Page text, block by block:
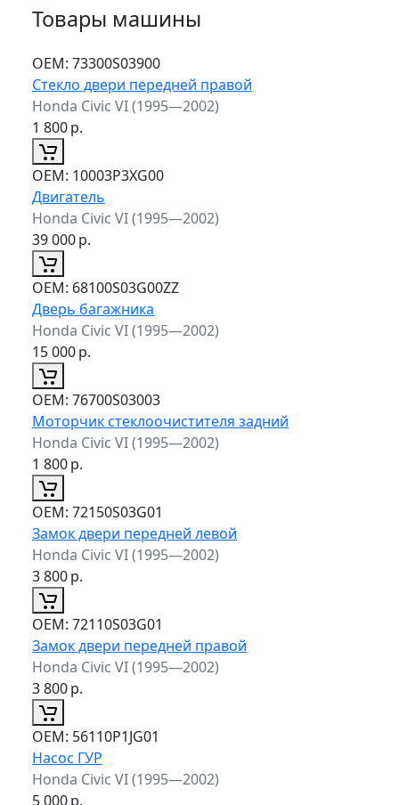
Товары машины
ОЕМ: 73300S03900
Стекло двери передней правой
Honda Civic VI (1995—2002)
1 800р.
ОЕМ: 10003P3XG00
Двигатель
Honda Civic VI (1995—2002)
39 000р.
ОЕМ: 68100S03G00ZZ
Дверь багажника
Honda Civic VI (1995—2002)
15 000р.
ОЕМ: 76700S03003
Моторчик стеклоочистителя задний
Honda Civic VI (1995—2002)
1 800р.
ОЕМ: 72150S03G01
Замок двери передней левой
Honda Civic VI (1995—2002)
3 800р.
ОЕМ: 72110S03G01
Замок двери передней правой
Honda Civic VI (1995—2002)
3 800р.
ОЕМ: 56110P1JG01
Насос ГУР
Honda Civic VI (1995—2002)
5 000р.